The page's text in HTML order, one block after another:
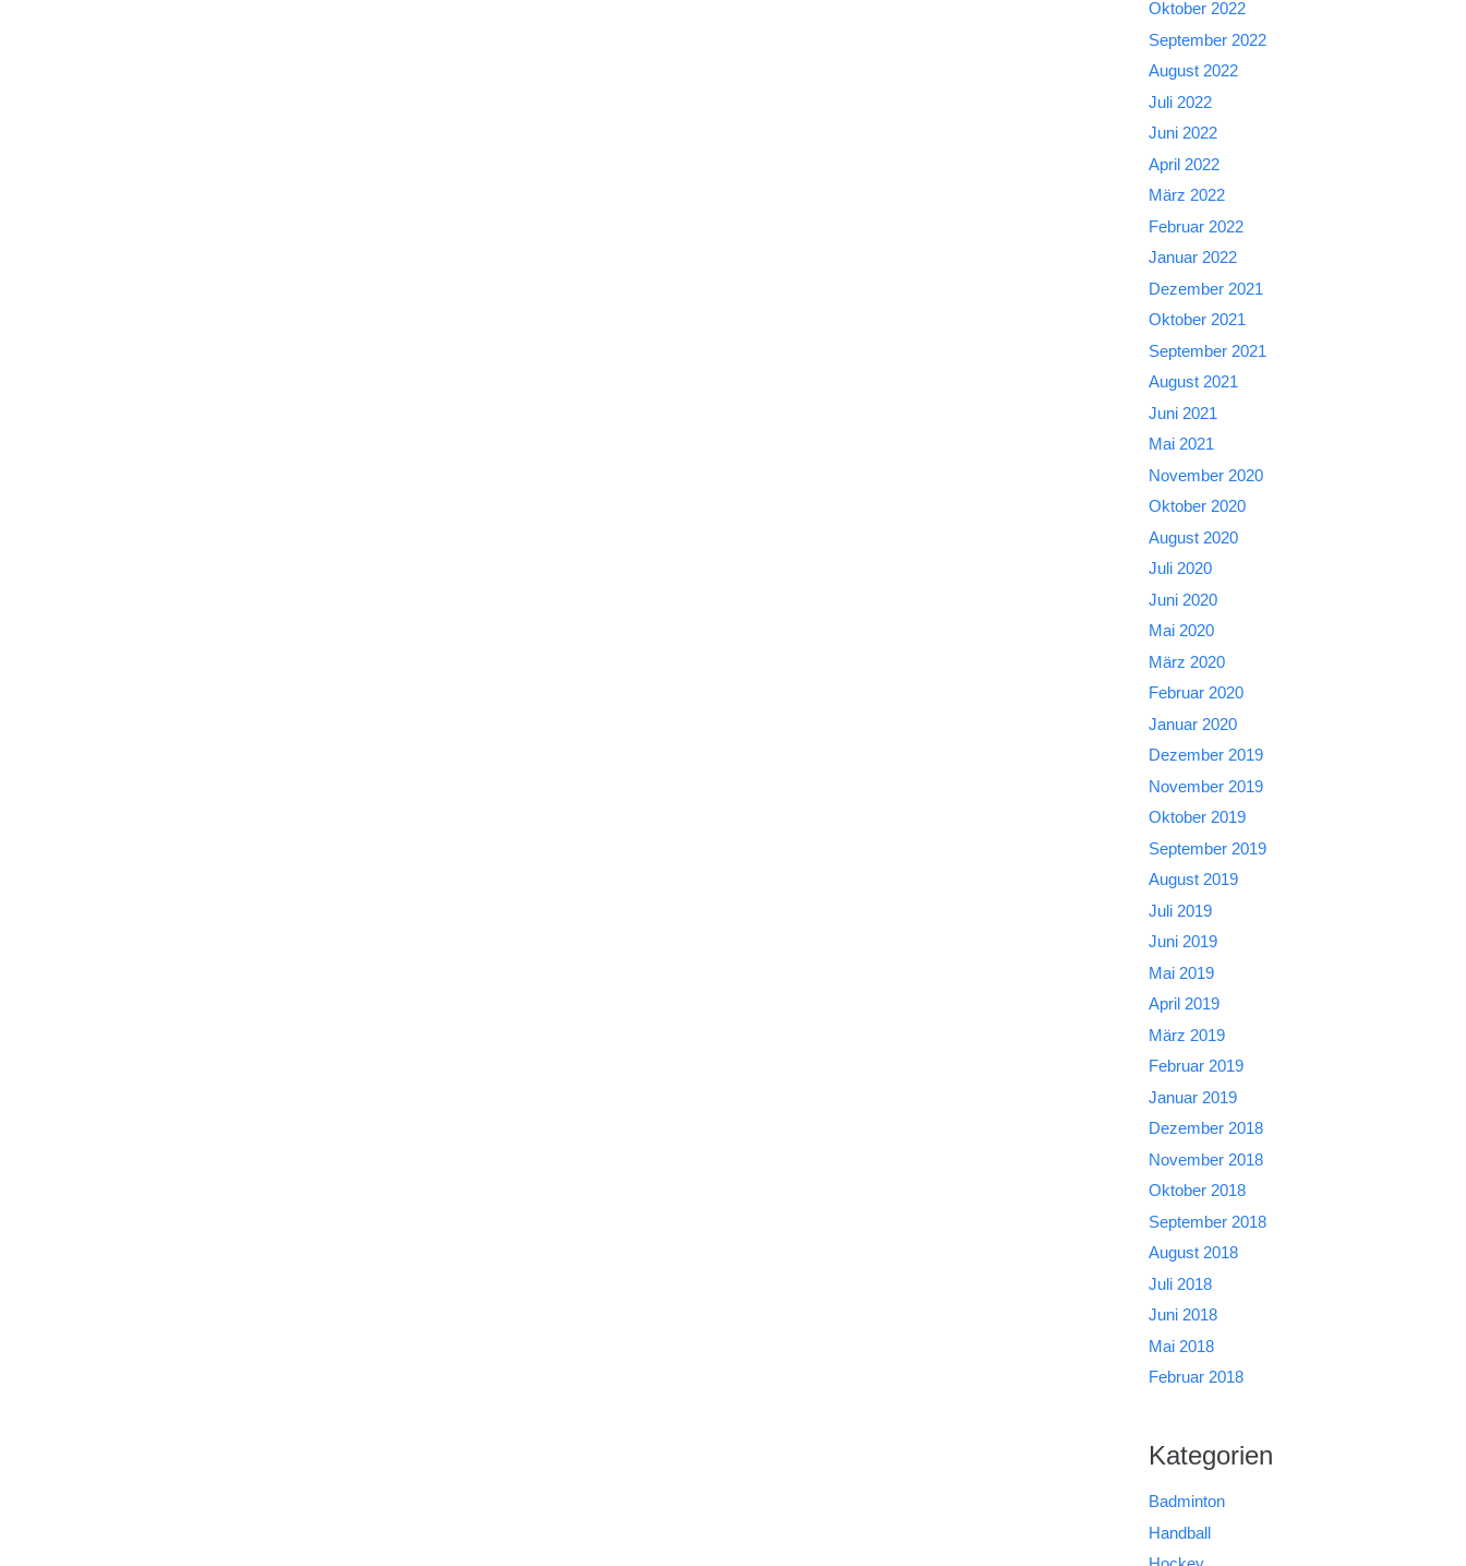
Oktober 2022
September 2022
August 2022
Juli 2022
Juni 2022
April 2022
März 2022
Februar 2022
Januar 2022
Dezember 2021
Oktober 2021
September 2021
August 2021
Juni 2021
Mai 2021
November 2020
Oktober 2020
August 2020
Juli 2020
Juni 2020
Mai 2020
März 2020
Februar 2020
Januar 2020
Dezember 2019
November 2019
Oktober 2019
September 2019
August 2019
Juli 2019
Juni 2019
Mai 2019
April 2019
März 2019
Februar 2019
Januar 2019
Dezember 2018
November 2018
Oktober 2018
September 2018
August 2018
Juli 2018
Juni 2018
Mai 2018
Februar 2018
Kategorien
Badminton
Handball